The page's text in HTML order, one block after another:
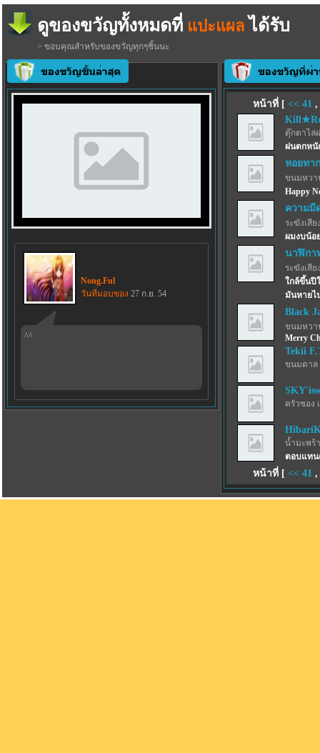
ดูของขวัญทั้งหมดที่ แปะแผล ได้รับ
> ขอบคุณสำหรับของขวัญทุกๆชิ้นนะ
Nong.Ful
วันที่มอบของ 27 ก.ย. 54
^^
หน้าที่ [ << 41 ,
ตุ๊กตาไล่
ฝนตกหนั
หอยทา
ขนมหวา
Happy
ความมื
ระฆังเสีย
ผมงบน้อ
นาฬิกา
ระฆังเสีย
ใกล้ขึ้นปี
มันหายไป
Black
ขนมหวา
Merry
Tekii
ขนมตาล
ครัวซอง
น้ำมะพร้
ตอบแทน
หน้าที่ [ << 41 ,